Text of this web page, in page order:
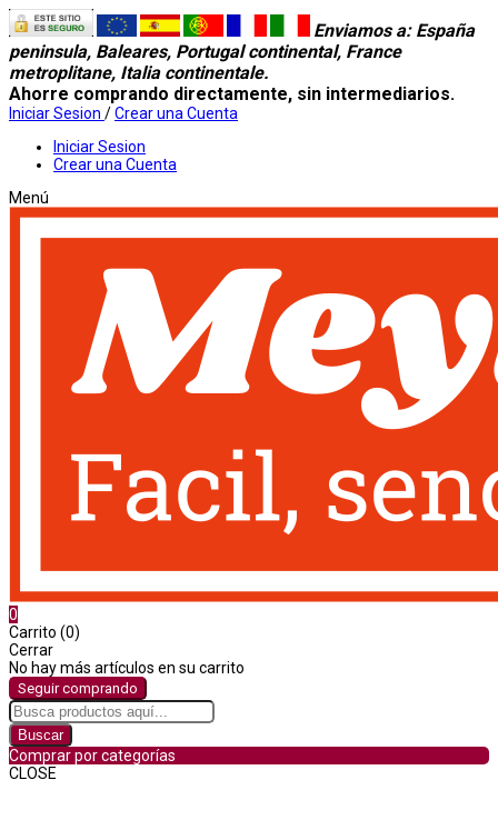
Enviamos a: España
peninsula, Baleares, Portugal continental, France
metroplitane, Italia continentale.
Ahorre comprando directamente, sin intermediarios.
Iniciar Sesion /Crear una Cuenta
Iniciar Sesion
Crear una Cuenta
Menú
0
Carrito (0)
Cerrar
No hay más artículos en su carrito
Seguir comprando
Buscar
Comprar por categorías
CLOSE